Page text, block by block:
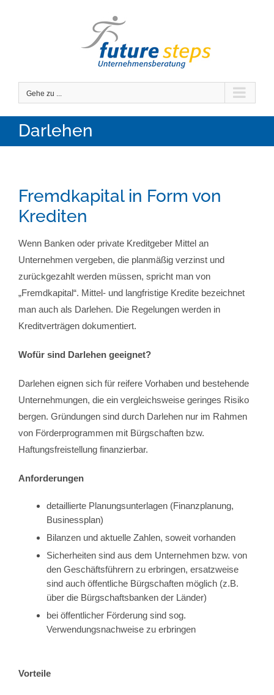
Gehe zu ...
Darlehen
Fremdkapital in Form von
Krediten
Wenn Banken oder private Kreditgeber Mittel an
Unternehmen vergeben, die planmäßig verzinst und
zurückgezahlt werden müssen, spricht man von
„Fremdkapital“. Mittel- und langfristige Kredite bezeichnet
man auch als Darlehen. Die Regelungen werden in
Kreditverträgen dokumentiert.
Wofür sind Darlehen geeignet?
Darlehen eignen sich für reifere Vorhaben und bestehende
Unternehmungen, die ein vergleichsweise geringes Risiko
bergen. Gründungen sind durch Darlehen nur im Rahmen
von Förderprogrammen mit Bürgschaften bzw.
Haftungsfreistellung finanzierbar.
Anforderungen
detaillierte Planungsunterlagen (Finanzplanung,
Businessplan)
Bilanzen und aktuelle Zahlen, soweit vorhanden
Sicherheiten sind aus dem Unternehmen bzw. von
den Geschäftsführern zu erbringen, ersatzweise
sind auch öffentliche Bürgschaften möglich (z.B.
über die Bürgschaftsbanken der Länder)
bei öffentlicher Förderung sind sog.
Verwendungsnachweise zu erbringen
Vorteile